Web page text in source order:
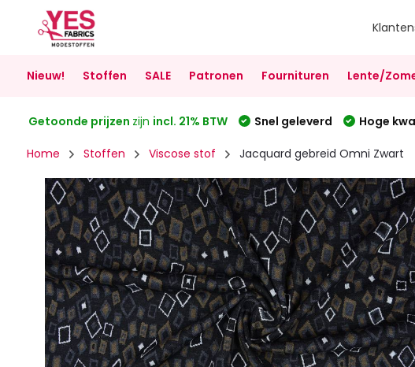
Nieuw! Stoffen SALE Patronen Fournituren Lente/
Getoonde prijzen zijn incl. 21% BTW Snel geleverd Hoge
Home Stoffen Viscose stof Jacquard gebreid Omni Zwart